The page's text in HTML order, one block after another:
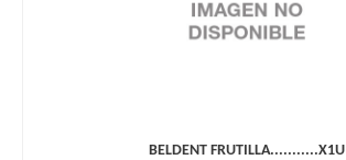
BELDENT FRUTILLA...........X1U